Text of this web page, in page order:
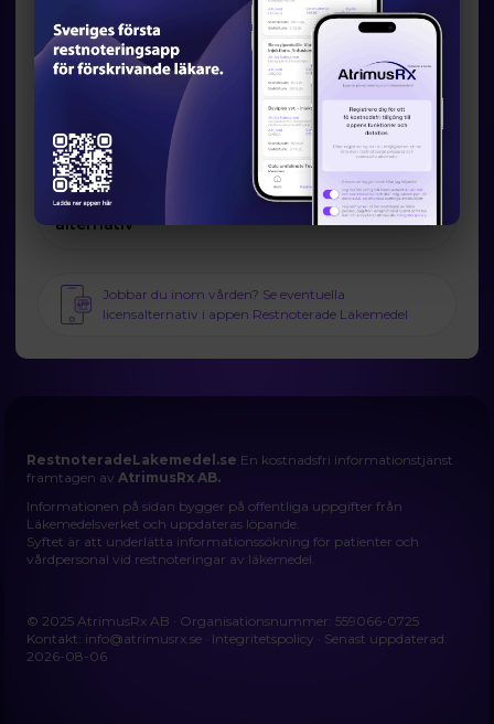
Slutdatum:-
Orsak till restsituation
Företaget har inte godkänt att Läkemedelsverket publicerar den
angivna orsaken.
Läkemedelsverkets information om möjliga
alternativ
Jobbar du inom vården? Se eventuella
licensalternativ i appen Restnoterade Läkemedel
RestnoteradeLakemedel.se En kostnadsfri informationstjänst
framtagen avAtrimusRx AB.
Informationen på sidan bygger på offentliga uppgifter från
Läkemedelsverket och uppdateras löpande.
Syftet är att underlätta informationssökning för patienter och
vårdpersonal vid restnoteringar av läkemedel.
© 2025 AtrimusRx AB · Organisationsnummer: 559066-0725
Kontakt: info@atrimusrx.se · Integritetspolicy · Senast uppdaterad:
2026-08-06